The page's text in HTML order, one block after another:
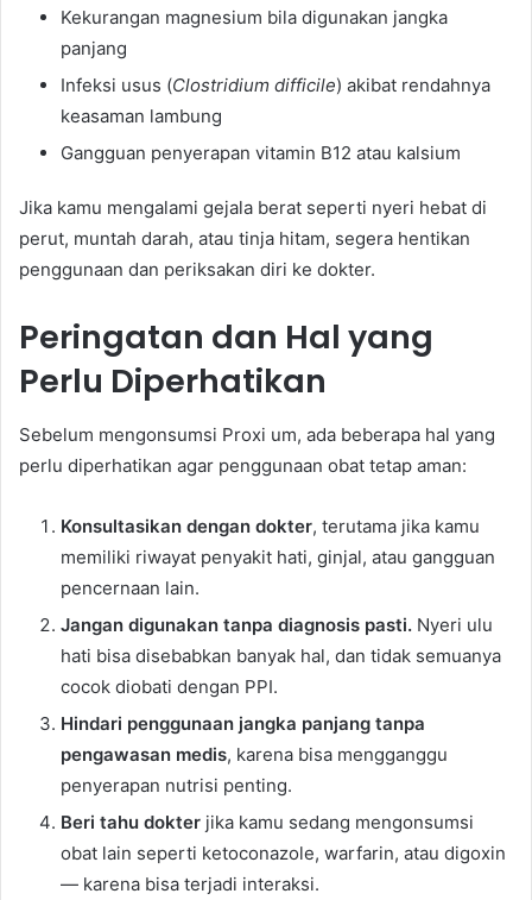
Kekurangan magnesium bila digunakan jangka
panjang
Infeksi usus (Clostridium difficile) akibat rendahnya
keasaman lambung
Gangguan penyerapan vitamin B12 atau kalsium
Jika kamu mengalami gejala berat seperti nyeri hebat di
perut, muntah darah, atau tinja hitam, segera hentikan
penggunaan dan periksakan diri ke dokter.
Peringatan dan Hal yang
Perlu Diperhatikan
Sebelum mengonsumsi Proxi um, ada beberapa hal yang
perlu diperhatikan agar penggunaan obat tetap aman:
Konsultasikan dengan dokter, terutama jika kamu
memiliki riwayat penyakit hati, ginjal, atau gangguan
pencernaan lain.
Jangan digunakan tanpa diagnosis pasti. Nyeri ulu
hati bisa disebabkan banyak hal, dan tidak semuanya
cocok diobati dengan PPI.
Hindari penggunaan jangka panjang tanpa
pengawasan medis, karena bisa mengganggu
penyerapan nutrisi penting.
Beri tahu dokter jika kamu sedang mengonsumsi
obat lain seperti ketoconazole, warfarin, atau digoxin
— karena bisa terjadi interaksi.